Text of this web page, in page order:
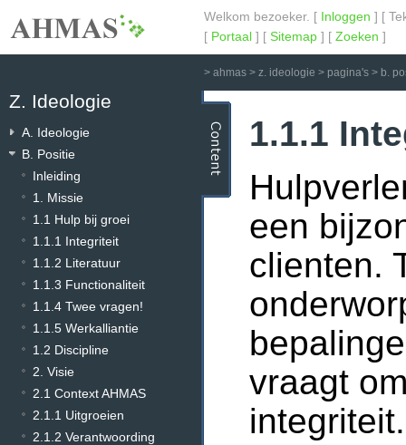
Welkom bezoeker. [ Inloggen ] [
[ Portaal ] [ Sitemap ] [ Zoeken ]
> ahmas > z. ideologie > pagina's > b.
Z. Ideologie
A. Ideologie
B. Positie
Inleiding
1. Missie
1.1 Hulp bij groei
1.1.1 Integriteit
1.1.2 Literatuur
1.1.3 Functionaliteit
1.1.4 Twee vragen!
1.1.5 Werkalliantie
1.2 Discipline
2. Visie
2.1 Context AHMAS
2.1.1 Uitgroeien
2.1.2 Verantwoording
1.1.1
een
clienten.
vraagt
integriteit.